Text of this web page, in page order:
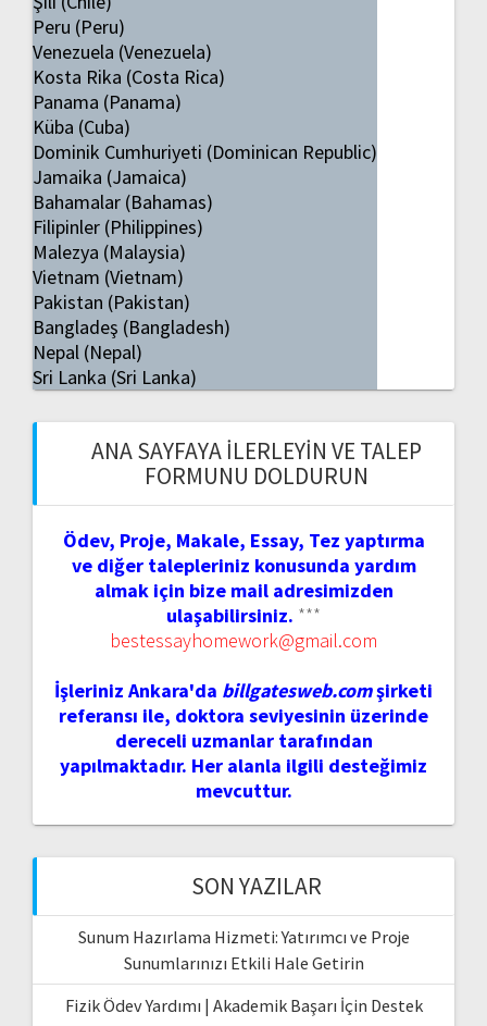
Peru (Peru)
Venezuela (Venezuela)
Kosta Rika (Costa Rica)
Panama (Panama)
Küba (Cuba)
Dominik Cumhuriyeti (Dominican Republic)
Jamaika (Jamaica)
Bahamalar (Bahamas)
Filipinler (Philippines)
Malezya (Malaysia)
Vietnam (Vietnam)
Pakistan (Pakistan)
Bangladeş (Bangladesh)
Nepal (Nepal)
Sri Lanka (Sri Lanka)
ANA SAYFAYA İLERLEYIN VE TALEP
FORMUNU DOLDURUN
Ödev, Proje, Makale, Essay, Tez yaptırma
ve diğer talepleriniz konusunda yardım
almak için bize mail adresimizden
ulaşabilirsiniz. ***
bestessayhomework@gmail.com
İşleriniz Ankara'da billgatesweb.comşirketi
referansı ile, doktora seviyesinin üzerinde
dereceli uzmanlar tarafından
yapılmaktadır. Her alanla ilgili desteğimiz
mevcuttur.
SON YAZILAR
Sunum Hazırlama Hizmeti: Yatırımcı ve Proje
Sunumlarınızı Etkili Hale Getirin
Fizik Ödev Yardımı | Akademik Başarı İçin Destek